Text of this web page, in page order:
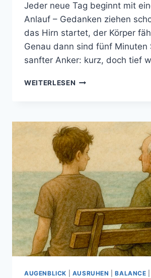
Jeder neue Tag beginnt mit
Anlauf – Gedanken ziehen
das Hirn startet, der Körper
Genau dann sind fünf Minuten
sanfter Anker: kurz, doch tief
WEITERLESEN FÜNF
AUGENBLICK AUSRUHEN |BALANCE